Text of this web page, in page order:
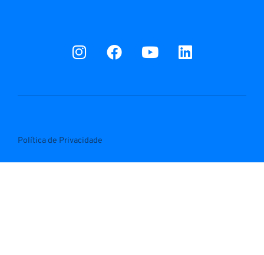
Política de Privacidade